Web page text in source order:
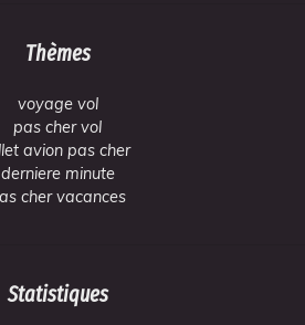
Thèmes
voyage vol
pas cher vol
avion pas cher
derniere minute
cher vacances
Statistiques